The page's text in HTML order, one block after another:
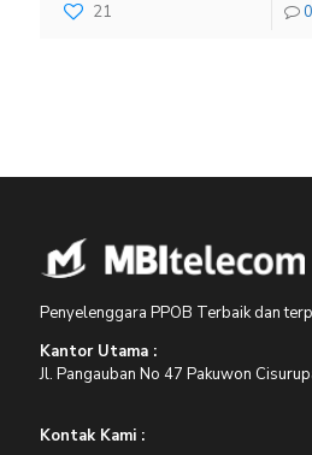
21 0
Penyelenggara PPOB Terbaik dan
Kantor Utama :
Jl. Pangauban No 47 Pakuwon
Kontak Kami :